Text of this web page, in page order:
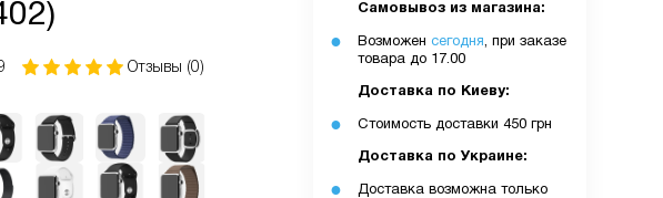
Отзывы (0)
Самовывоз из магазина:
Возможен сегодня, при заказе
товара до 17.00
Доставка по Киеву:
Стоимость доставки 450 грн
Доставка по Украине:
Доставка возможна только